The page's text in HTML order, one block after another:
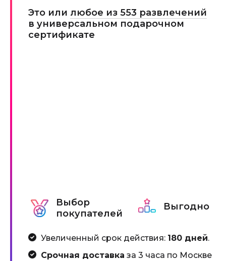
Это или любое из 553 развлечений
в универсальном подарочном
сертификате
Выбор
покупателей
Выгодно
Увеличенный срок действия: 180 дней.
Срочная доставка за 3 часа по Москве